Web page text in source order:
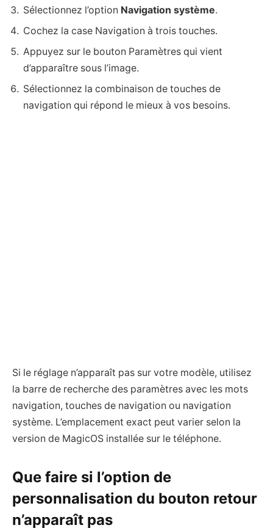
Sélectionnez l’option Navigation système.
Cochez la case Navigation à trois touches.
Appuyez sur le bouton Paramètres qui vient
d’apparaître sous l’image.
Sélectionnez la combinaison de touches de
navigation qui répond le mieux à vos besoins.
Si le réglage n’apparaît pas sur votre modèle, utilisez
la barre de recherche des paramètres avec les mots
navigation, touches de navigation ou navigation
système. L’emplacement exact peut varier selon la
version de MagicOS installée sur le téléphone.
Que faire si l’option de
personnalisation du bouton retour
n’apparaît pas